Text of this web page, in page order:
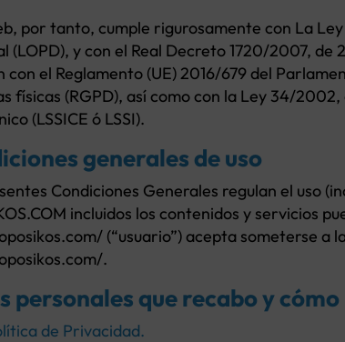
por tanto, cumple rigurosamente con La
(LOPD), y con el Real Decreto 1720/2007,
con el Reglamento (UE) 2016/679 del
físicas (RGPD), así como con la Ley 34/
(LSSICE ó LSSI).
generales de uso
Condiciones Generales regulan el uso
incluidos los contenidos y servicios
(“usuario”) acepta someterse a
.
personales que recabo y
de Privacidad.